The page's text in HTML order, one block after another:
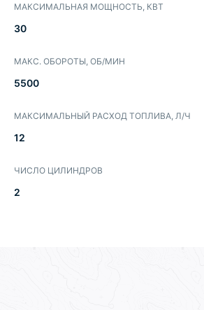
МАКСИМАЛЬНАЯ МОЩНОСТЬ, КВТ
30
МАКС. ОБОРОТЫ, ОБ/МИН
5500
МАКСИМАЛЬНЫЙ РАСХОД ТОПЛИВА, Л/Ч
12
ЧИСЛО ЦИЛИНДРОВ
2